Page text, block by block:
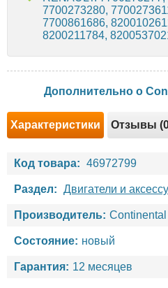
7700273280,
7700861686,
8200211784,
Дополнительно о
Характеристики Отзывы
Код товара: 46972799
Раздел: Двигатели и
Производитель: Continental
Состояние: новый
Гарантия: 12 месяцев